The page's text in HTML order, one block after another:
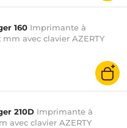
160 Imprimante à
avec clavier AZERTY
210D Imprimante à
avec clavier AZERTY